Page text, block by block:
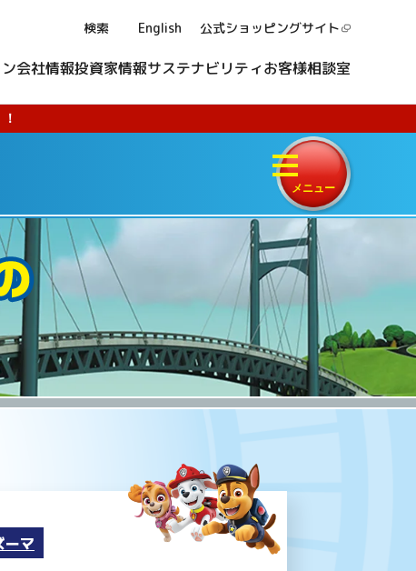
検索 English 公式ショッピングサイト
会社情報投資家情報サステナビリティお客様相談室
ーマ